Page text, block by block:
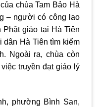
chùa Tam Bảo Hà
– người có công lao
giáo tại Hà Tiên
Hà Tiên tìm kiếm
Ngoài ra, chùa còn
truyền đạt giáo lý
phường Bình San,